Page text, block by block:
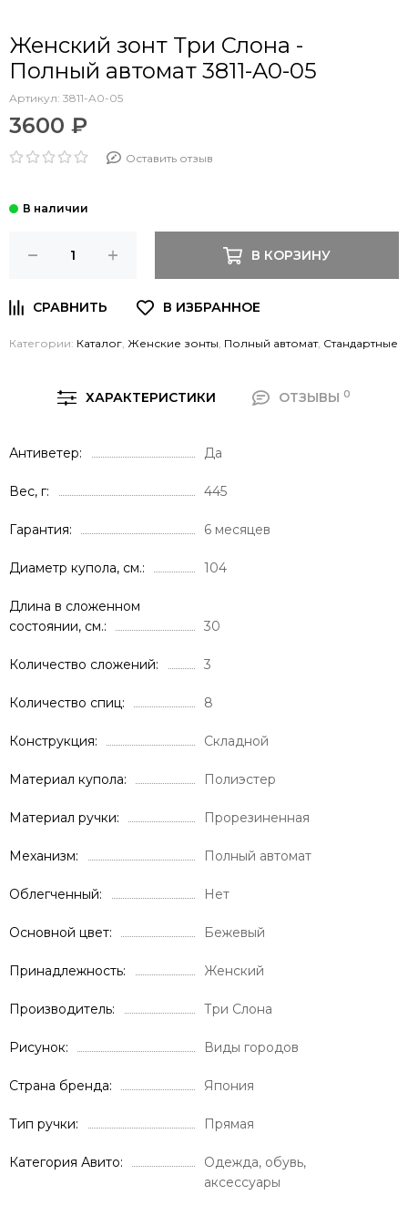
Женский зонт Три Слона -
Полный автомат 3811-A0-05
Артикул: 3811-A0-05
3600 ₽
Оставить отзыв
В КОРЗИНУ
Категории: Каталог, Женские зонты, Полный автомат, Стандартные
ХАРАКТЕРИСТИКИ ОТЗЫВЫ 0
Антиветер Да
Вес, г 445
Гарантия 6 месяцев
Диаметр купола, см. 104
Длина в сложенном
состоянии, см.
30
Количество сложений 3
Количество спиц 8
Конструкция Складной
Материал купола Полиэстер
Материал ручки Прорезиненная
Механизм Полный автомат
Облегченный Нет
Основной цвет Бежевый
Принадлежность Женский
Производитель Три Слона
Рисунок Виды городов
Страна бренда Япония
Тип ручки Прямая
Категория Авито
Одежда, обувь,
аксессуары